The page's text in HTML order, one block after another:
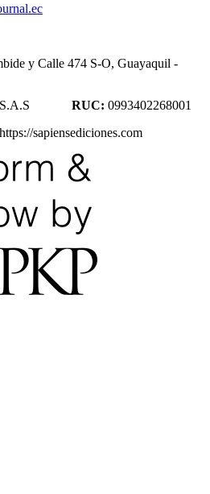
y Calle 474 S-O, Guayaquil -
S.A.S RUC: 0993402268001
https://sapiensediciones.com